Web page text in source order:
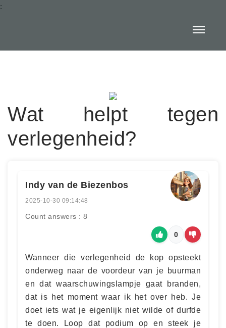
:
Wat helpt tegen
verlegenheid?
Indy van de Biezenbos
2025-10-30 09:14:48
Count answers : 8
0
Wanneer die verlegenheid de kop opsteekt
onderweg naar de voordeur van je buurman
en dat waarschuwingslampje gaat branden,
dat is het moment waar ik het over heb. Je
doet iets wat je eigenlijk niet wilde of durfde
te doen. Loop dat podium op en steek je